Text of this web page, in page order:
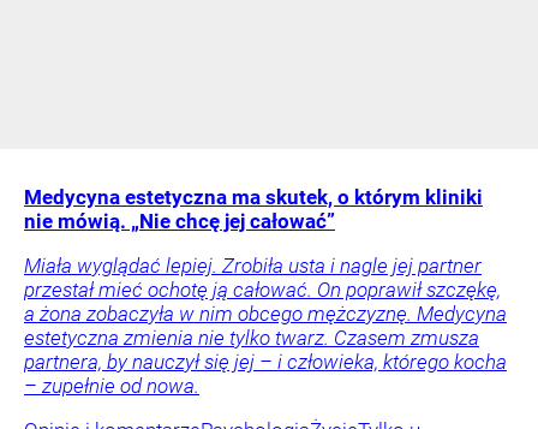
Medycyna estetyczna ma skutek, o którym kliniki
nie mówią. „Nie chcę jej całować”
Miała wyglądać lepiej. Zrobiła usta i nagle jej partner
przestał mieć ochotę ją całować. On poprawił szczękę,
a żona zobaczyła w nim obcego mężczyznę. Medycyna
estetyczna zmienia nie tylko twarz. Czasem zmusza
partnera, by nauczył się jej – i człowieka, którego kocha
– zupełnie od nowa.